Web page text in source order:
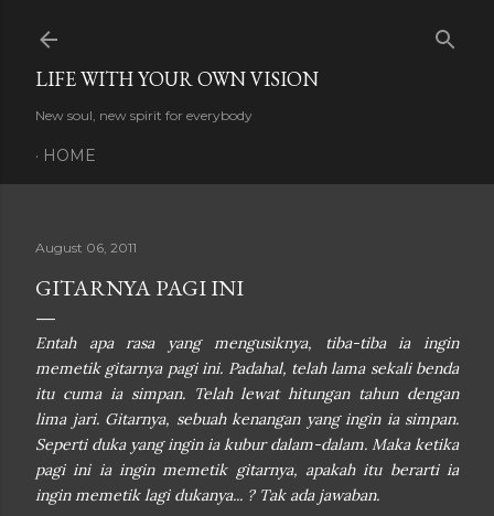
LIFE WITH YOUR OWN VISION
New soul, new spirit for everybody
HOME
August 06, 2011
GITARNYA PAGI INI
Entah apa rasa yang mengusiknya, tiba-tiba ia ingin
memetik gitarnya pagi ini. Padahal, telah lama sekali benda
itu cuma ia simpan. Telah lewat hitungan tahun dengan
lima jari. Gitarnya, sebuah kenangan yang ingin ia simpan.
Seperti duka yang ingin ia kubur dalam-dalam. Maka ketika
pagi ini ia ingin memetik gitarnya, apakah itu berarti ia
ingin memetik lagi dukanya... ? Tak ada jawaban.